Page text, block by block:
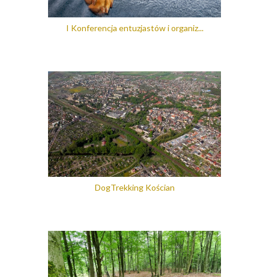
I Konferencja entuzjastów i organiz...
DogTrekking Kościan